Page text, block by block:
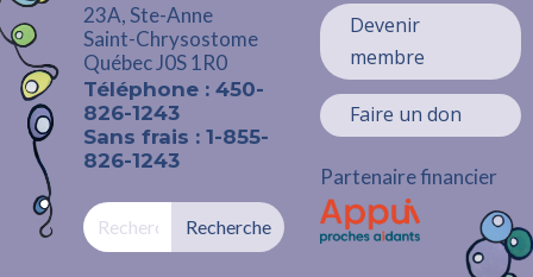
23A, Ste-Anne
Saint-Chrysostome
Québec J0S 1R0
Téléphone : 450-
826-1243
Sans frais : 1-855-
826-1243
Devenir
membre
Faire un don
Partenaire financier